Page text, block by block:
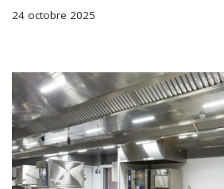
24 octobre 2025